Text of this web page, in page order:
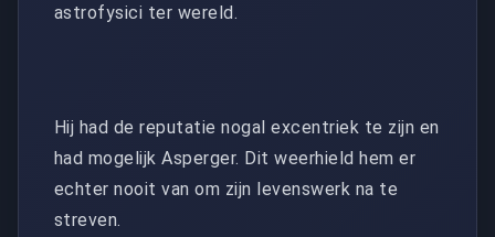
astrofysici ter wereld.
Hij had de reputatie nogal excentriek te zijn en
had mogelijk Asperger. Dit weerhield hem er
echter nooit van om zijn levenswerk na te
streven.